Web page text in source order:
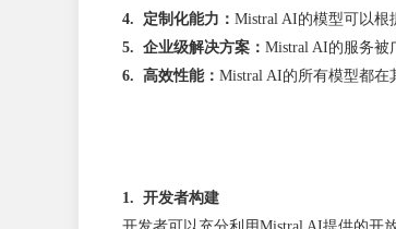
4. 定制化能力： Mistral AI的模型可以根
5. 企业级解决方案： Mistral AI的服务被
6. 高效性能： Mistral AI的所有模型都在
1. 开发者构建